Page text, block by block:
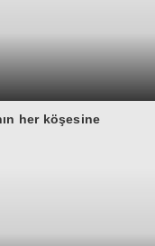
her köşesine